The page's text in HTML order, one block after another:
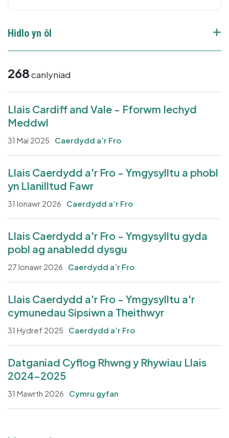
Hidlo yn ôl
268canlyniad
Llais Cardiff and Vale - Fforwm Iechyd
Meddwl
31 Mai 2025 Caerdydd a’r Fro
Llais Caerdydd a'r Fro - Ymgysylltu a phobl
yn Llanilltud Fawr
31 Ionawr 2026 Caerdydd a’r Fro
Llais Caerdydd a'r Fro - Ymgysylltu gyda
pobl ag anabledd dysgu
27 Ionawr 2026 Caerdydd a’r Fro
Llais Caerdydd a'r Fro - Ymgysylltu a'r
cymunedau Sipsiwn a Theithwyr
31 Hydref 2025 Caerdydd a’r Fro
Datganiad Cyflog Rhwng y Rhywiau Llais
2024-2025
31 Mawrth 2026 Cymru gyfan